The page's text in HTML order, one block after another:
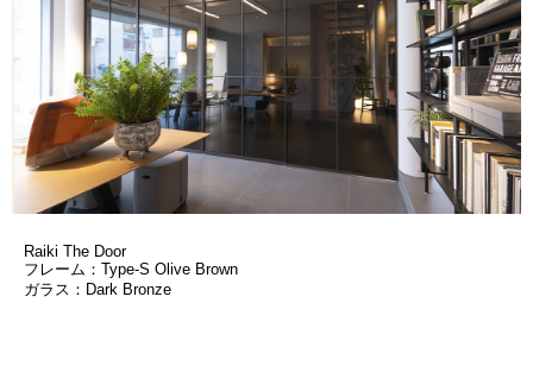
Raiki The Door
フレーム：Type-S Olive Brown
ガラス：Dark Bronze